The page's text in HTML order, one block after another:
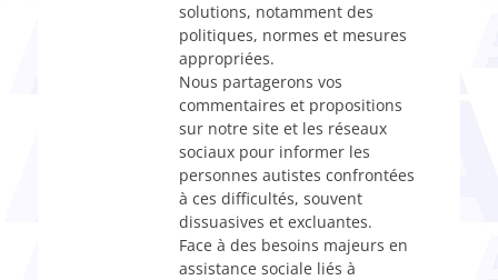
solutions, notamment des
politiques, normes et mesures
appropriées.
Nous partagerons vos
commentaires et propositions
sur notre site et les réseaux
sociaux pour informer les
personnes autistes confrontées
à ces difficultés, souvent
dissuasives et excluantes.
Face à des besoins majeurs en
assistance sociale liés à